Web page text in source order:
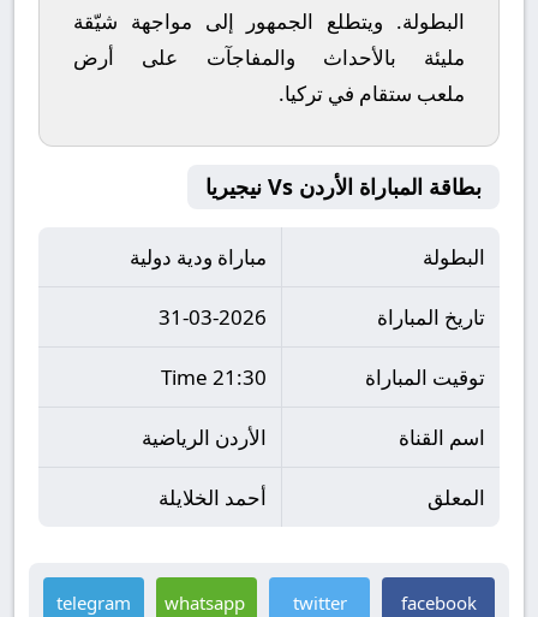
البطولة. ويتطلع الجمهور إلى مواجهة شيّقة
مليئة بالأحداث والمفاجآت على أرض
ملعب ستقام في تركيا.
بطاقة المباراة الأردن Vs نيجيريا
البطولة مباراة ودية دولية
تاريخ المباراة 31-03-2026
توقيت المباراة 21:30 Time
اسم القناة الأردن الرياضية
المعلق أحمد الخلايلة
facebook
twitter
whatsapp
telegram